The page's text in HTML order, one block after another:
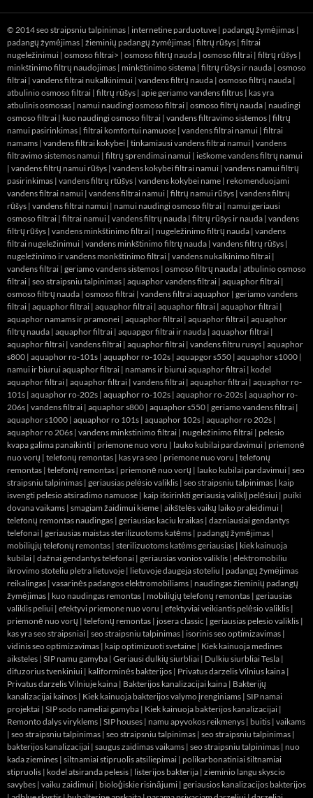
© 2014seo straipsniu talpinimas | internetine parduotuve | padangų žymėjimas |
padangų žymėjimas | žieminių padangų žymėjimas | filtrų rūšys | filtrai
nugeležinimui | osmoso filtrai> | osmoso filtrų nauda | osmoso filtrai | filtrų rūšys |
minkštinimo filtrų naudojimas | minkštinimo sistema | filtrų rūšys ir nauda | osmoso
filtrai | vandens filtrai nukalkinimui | vandens filtrų nauda | osmoso filtrų nauda |
atbulinio osmoso filtrai | filtrų rūšys | apie geriamo vandens filtrus | kas yra
atbulinis osmosas | namui naudingi osmoso filtrai | osmoso filtrų nauda | naudingi
osmoso filtrai | kuo naudingi osmoso filtrai | vandens filtravimo sistemos | filtrų
namui pasirinkimas | filtrai komfortui namuose | vandens filtrai namui | filtrai
namams | vandens filtrai kokybei | tinkamiausi vandens filtrai namui | vandens
filtravimo sistemos namui | filtrų sprendimai namui | ieškome vandens filtrų namui
| vandens filtrų namui rūšys | vandens kokybei filtrai namui | vandens namui filtrų
pasirinkimas | vandens filtrų rtūšys | vandens kokybei name | rekomenduojami
vandens filtrai namui | vandens filtrai namui | filtrų namui rūšys | vandens filtrų
rūšys | vandens filtrai namui | namui naudingi osmoso filtrai | namui geriausi
osmoso filtrai | filtrai namui | vandens filtrų nauda | filtrų rūšys ir nauda | vandens
filtrų rūšys | vandens minkštinimo filtrai | nugeležinimo filtrų nauda | vandens
filtrai nugeležinimui | vandens minkštinimo filtrų nauda | vandens filtrų rūšys |
nugeležinimo ir vandens monkštinimo filtrai | vandens nukalkinimo filtrai |
vandens filtrai | geriamo vandens sistemos | osmoso filtrų nauda | atbulinio osmoso
filtrai | seo straipsniu talpinimas | aquaphor vandens filtrai | aquaphor filtrai |
osmoso filtrų nauda | osmoso filtrai | vandens filtrai aquaphor | geriamo vandens
filtrai | aquaphor filtrai | aquaphor filtrai | aquaphor filtrai | aquaphor filtrai |
aquaphor namams ir pramonei | aquaphor filtrai | aquaphor filtrai | aquaphor
filtrų nauda | aquaphor filtrai | aquapgor filtrai ir nauda | aquaphor filtrai |
aquaphor filtrai | vandens filtrai | aquaphor filtrai | vandens filtru rusys | aquaphor
s800 | aquaphor ro-101s | aquaphor ro-102s | aquapgor s550 | aquaphor s1000 |
namui ir biurui aquaphor filtrai | namams ir biurui aquaphor filtrai | kodel
aquaphor filtrai | aquaphor filtrai | vandens filtrai | aquaphor filtrai | aquaphor ro-
101s | aquaphor ro-202s | aquaphor ro-102s | aquaphor ro-202s | aquaphor ro-
206s | vandens filtrai | aquaphor s800 | aquaphor s550 | geriamo vandens filtrai |
aquaphor s1000 | aquaphor ro 101s | aquaphor 102s | aquaphor ro 202s |
aquaphor ro 206s | vandens minkstinimo filtrai | nugeležinimo filtrai | pelesio
kvapa galima panaikinti | priemone nuo voru | lauko kubilai pardavimui | priemonė
nuo vorų | telefonų remontas | kas yra seo | priemone nuo voru | telefonų
remontas | telefonų remontas | priemonė nuo vorų | lauko kubilai pardavimui | seo
straipsniu talpinimas | geriausias pelėsio valiklis | seo straipsniu talpinimas | kaip
isvengti pelesio atsiradimo namuose | kaip išsirinkti geriausią valiklį pelėsiui | puiki
dovana vaikams | smagiam žaidimui kieme | aikštelės vaikų laiko praleidimui |
telefonų remontas naudingas | geriausias kaciu kraikas | dazniausiai gendantys
telefonai | geriausias maistas sterilizuotoms katėms | padangų žymėjimas |
mobiliųjų telefonų remontas | sterilizuotoms katėms geriausias | kiek kainuoja
kubilai | dažnai gendantys telefonai | geriausias vonios valiklis | elektromobiliu
ikrovimo stoteliu pletra lietuvoje | lietuvoje daugeja stoteliu | padangų žymėjimas
reikalingas | vasarinės padangos elektromobiliams | naudingas žieminių padangų
žymėjimas | kuo naudingas remontas | mobiliųjų telefonų remontas | geriausias
valiklis peliui | efektyvi priemone nuo voru | efektyviai veikiantis pelėsio valiklis |
priemonė nuo vorų | telefonų remontas | josera classic | geriausias pelesio valiklis |
kas yra seo straipsniai | seo straipsniu talpinimas | isorinis seo optimizavimas |
vidinis seo optimizavimas | kaip optimizuoti svetaine | Kiek kainuoja medines
aiksteles | SIP namu gamyba | Geriausi dulkių siurbliai | Dulkiu siurbliai Tesla |
difuzorius tvenkiniui | kaliforminės bakterijos | Privatus darzelis Vilnius kaina |
Privatus darzelis Vilniuje kaina | Bakterijos kanalizacijai kaina | Bakterijų
kanalizacijai kainos | Kiek kainuoja bakterijos valymo įrenginiams | SIP namai
projektai | SIP sodo nameliai gamyba | Kiek kainuoja bakterijos kanalizacijai |
Remonto dalys viryklems | SIP houses | namu apyvokos reikmenys | buitis | vaikams
| seo straipsniu talpinimas | seo straipsniu talpinimas | seo straipsniu talpinimas |
bakterijos kanalizacijai | saugus zaidimas vaikams | seo straipsniu talpinimas | nuo
kada ziemines | siltnamiai stipruolis atsiliepimai | polikarbonatiniai šiltnamiai
stipruolis | kodel atsiranda pelesis | listerijos bakterija | zieminio langu skyscio
savybes | vaiku zaidimui | bioloģiskie risinājumi | geriausios kanalizacijos bakterijos